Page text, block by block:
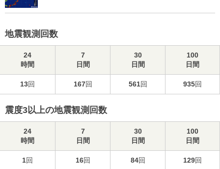
地震観測回数
24
時間
7
日間
30
日間
100
日間
13回 167回 561回 935回
震度3以上の地震観測回数
24
時間
7
日間
30
日間
100
日間
1回 16回 84回 129回